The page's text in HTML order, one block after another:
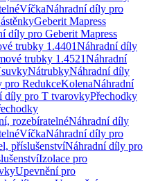
VíčkaNáhradní díly pro
Geberit Mapress
díly pro Geberit Mapress
trubky 1.4401Náhradní díly
trubky 1.4521Náhradní
NátrubkyNáhradní díly
pro RedukceKolenaNáhradní
díly pro T tvarovkyPřechodky
rozebíratelnéNáhradní díly
VíčkaNáhradní díly pro
příslušenstvíNáhradní díly pro
Izolace pro
Upevnění pro